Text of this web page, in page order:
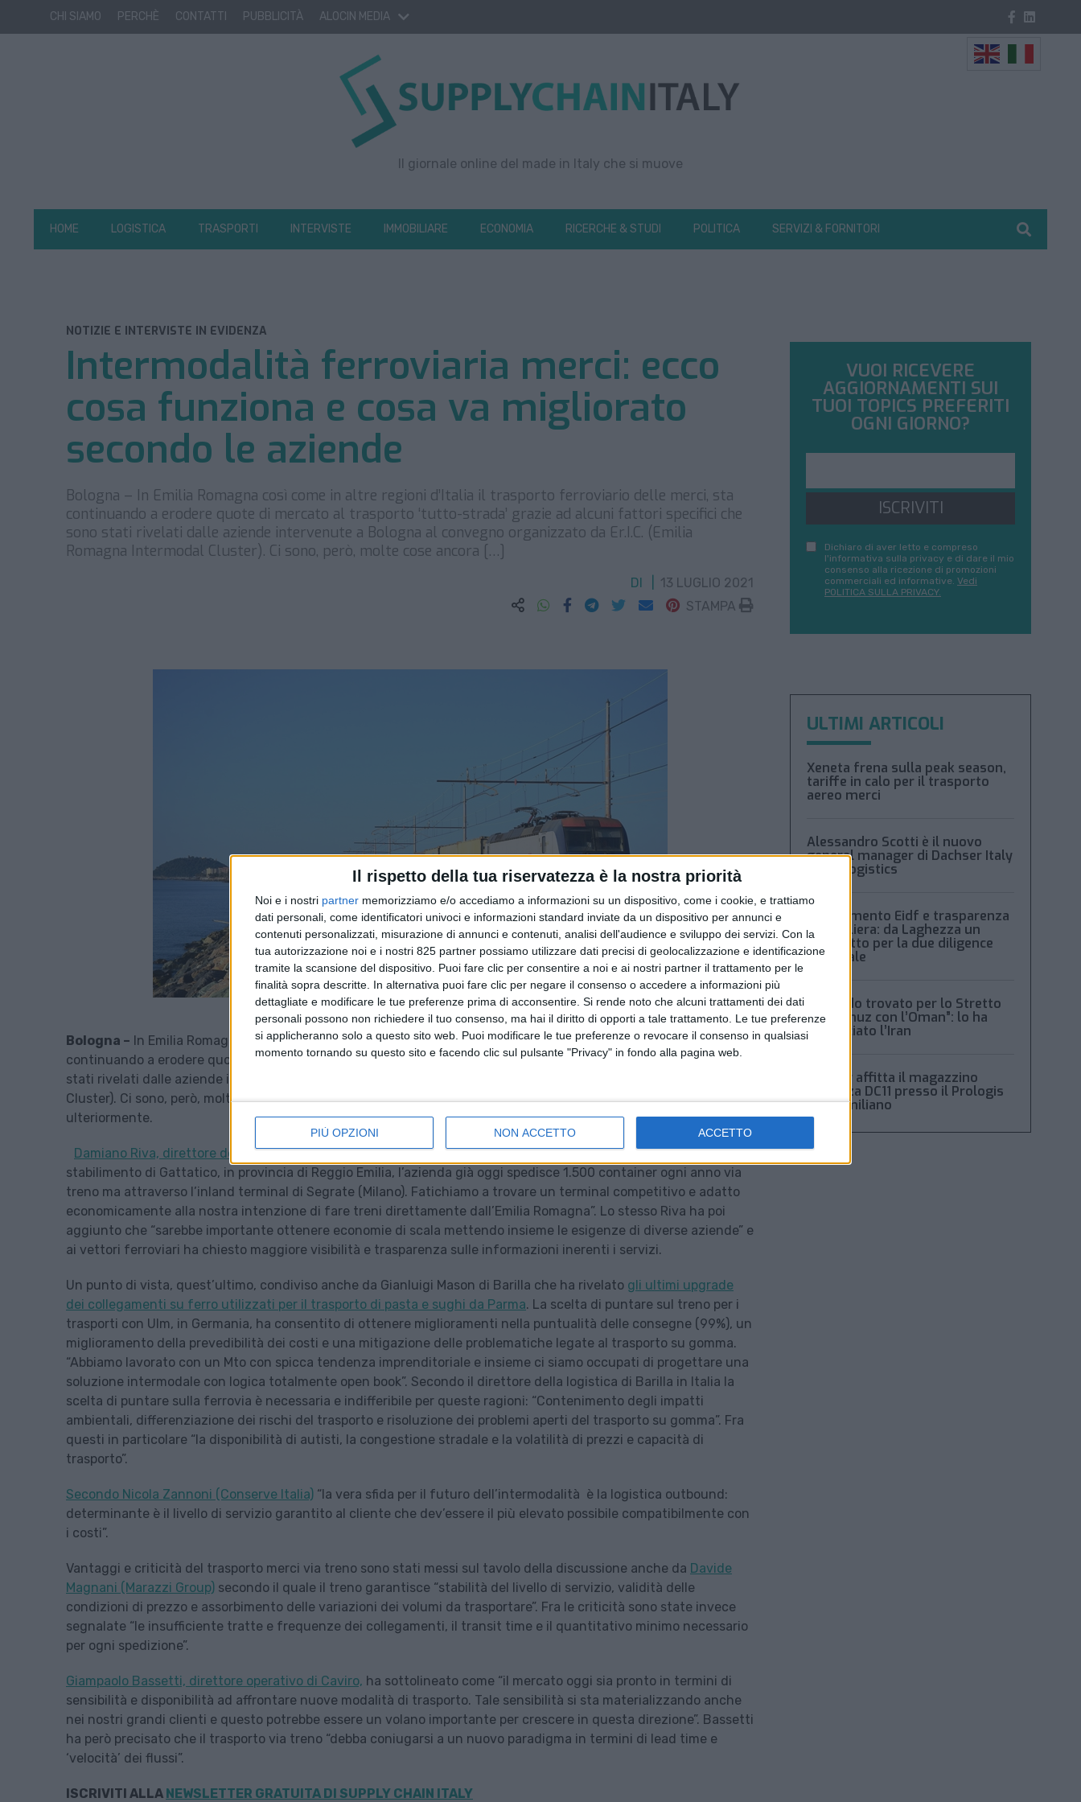
Il rispetto della tua riservatezza è la nostra priorità
Noi e i nostri partner memorizziamo e/o accediamo a informazioni su un dispositivo, come i cookie, e trattiamo
dati personali, come identificatori univoci e informazioni standard inviate da un dispositivo per annunci e
contenuti personalizzati, misurazione di annunci e contenuti, analisi dell'audience e sviluppo dei servizi. Con la
tua autorizzazione noi e i nostri 825 partner possiamo utilizzare dati precisi di geolocalizzazione e identificazione
tramite la scansione del dispositivo. Puoi fare clic per consentire a noi e ai nostri partner il trattamento per le
finalità sopra descritte. In alternativa puoi fare clic per negare il consenso o accedere a informazioni più
dettagliate e modificare le tue preferenze prima di acconsentire. Si rende noto che alcuni trattamenti dei dati
personali possono non richiedere il tuo consenso, ma hai il diritto di opporti a tale trattamento. Le tue preferenze
si applicheranno solo a questo sito web. Puoi modificare le tue preferenze o revocare il consenso in qualsiasi
momento tornando su questo sito e facendo clic sul pulsante "Privacy" in fondo alla pagina web.
PIÙ OPZIONI NON ACCETTO ACCETTO
CHI SIAMO PERCHÈ CONTATTI PUBBLICITÀ ALOCIN MEDIA
Il giornale online del made in Italy che si muove
HOME LOGISTICA TRASPORTI INTERVISTE IMMOBILIARE ECONOMIA RICERCHE & STUDI POLITICA SERVIZI & FORNITORI
NOTIZIE E INTERVISTE IN EVIDENZA
Intermodalità ferroviaria merci: ecco
cosa funziona e cosa va migliorato
secondo le aziende
Bologna – In Emilia Romagna così come in altre regioni d’Italia il trasporto ferroviario delle merci, sta
continuando a erodere quote di mercato al trasporto ‘tutto-strada’ grazie ad alcuni fattori specifici che
sono stati rivelati dalle aziende intervenute a Bologna al convegno organizzato da Er.I.C. (Emilia
Romagna Intermodal Cluster). Ci sono, però, molte cose ancora […]
DI
13 LUGLIO 2021
STAMPA
Bologna – In Emilia Romagna così come in altre regioni d’Italia il trasporto ferroviario delle merci, sta
continuando a erodere quote di mercato al trasporto ‘tutto-strada’ grazie ad alcuni fattori specifici che sono
stati rivelati dalle aziende intervenute a Bologna al convegno organizzato da Er.I.C. (Emilia Romagna Intermodal
Cluster). Ci sono, però, molte cose ancora da migliorare per consentire a questa modalità di trasporto di affermarsi
ulteriormente.
Damiano Riva, direttore della logistica di Procter & Gamble, ha raccontato ad esempio che “da e per lo
stabilimento di Gattatico, in provincia di Reggio Emilia, l’azienda già oggi spedisce 1.500 container ogni anno via
treno ma attraverso l’inland terminal di Segrate (Milano). Fatichiamo a trovare un terminal competitivo e adatto
economicamente alla nostra intenzione di fare treni direttamente dall’Emilia Romagna”. Lo stesso Riva ha poi
aggiunto che “sarebbe importante ottenere economie di scala mettendo insieme le esigenze di diverse aziende” e
ai vettori ferroviari ha chiesto maggiore visibilità e trasparenza sulle informazioni inerenti i servizi.
Un punto di vista, quest’ultimo, condiviso anche da Gianluigi Mason di Barilla che ha rivelato gli ultimi upgrade
dei collegamenti su ferro utilizzati per il trasporto di pasta e sughi da Parma. La scelta di puntare sul treno per i
trasporti con Ulm, in Germania, ha consentito di ottenere miglioramenti nella puntualità delle consegne (99%), un
miglioramento della prevedibilità dei costi e una mitigazione delle problematiche legate al trasporto su gomma.
“Abbiamo lavorato con un Mto con spicca tendenza imprenditoriale e insieme ci siamo occupati di progettare una
soluzione intermodale con logica totalmente open book”. Secondo il direttore della logistica di Barilla in Italia la
scelta di puntare sulla ferrovia è necessaria e indifferibile per queste ragioni: “Contenimento degli impatti
ambientali, differenziazione dei rischi del trasporto e risoluzione dei problemi aperti del trasporto su gomma”. Fra
questi in particolare “la disponibilità di autisti, la congestione stradale e la volatilità di prezzi e capacità di
trasporto”.
Secondo Nicola Zannoni (Conserve Italia) “la vera sfida per il futuro dell’intermodalità è la logistica outbound:
determinante è il livello di servizio garantito al cliente che dev’essere il più elevato possibile compatibilmente con
i costi”.
Vantaggi e criticità del trasporto merci via treno sono stati messi sul tavolo della discussione anche da Davide
Magnani (Marazzi Group) secondo il quale il treno garantisce “stabilità del livello di servizio, validità delle
condizioni di prezzo e assorbimento delle variazioni dei volumi da trasportare”. Fra le criticità sono state invece
segnalate “le insufficiente tratte e frequenze dei collegamenti, il transit time e il quantitativo minimo necessario
per ogni spedizione”.
Giampaolo Bassetti, direttore operativo di Caviro, ha sottolineato come “il mercato oggi sia pronto in termini di
sensibilità e disponibilità ad affrontare nuove modalità di trasporto. Tale sensibilità si sta materializzando anche
nei nostri grandi clienti e questo potrebbe essere un volano importante per crescere in questa direzione”. Bassetti
ha però precisato che il trasporto via treno “debba coniugarsi a un nuovo paradigma in termini di lead time e
‘velocità’ dei flussi”.
ISCRIVITI ALLA NEWSLETTER GRATUITA DI SUPPLY CHAIN ITALY
VUOI RICEVERE
AGGIORNAMENTI SUI
TUOI TOPICS PREFERITI
OGNI GIORNO?
ISCRIVITI
Dichiaro di aver letto e compreso
l'informativa sulla privacy e di dare il mio
consenso alla ricezione di promozioni
commerciali ed informative. Vedi
POLITICA SULLA PRIVACY.
ULTIMI ARTICOLI
Xeneta frena sulla peak season,
tariffe in calo per il trasporto
aereo merci
Alessandro Scotti è il nuovo
general manager di Dachser Italy
Food Logistics
Regolamento Eidf e trasparenza
della filiera: da Laghezza un
pacchetto per la due diligence
aziendale
“Accordo trovato per lo Stretto
di Hormuz con l’Oman”: lo ha
annunciato l’Iran
Condor affitta il magazzino
Piacenza DC11 presso il Prologis
Park emiliano